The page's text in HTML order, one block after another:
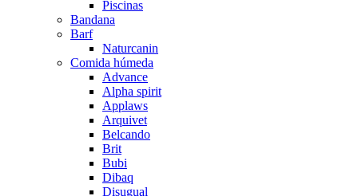
Piscinas
Bandana
Barf
Naturcanin
Comida húmeda
Advance
Alpha spirit
Applaws
Arquivet
Belcando
Brit
Bubi
Dibaq
Disugual